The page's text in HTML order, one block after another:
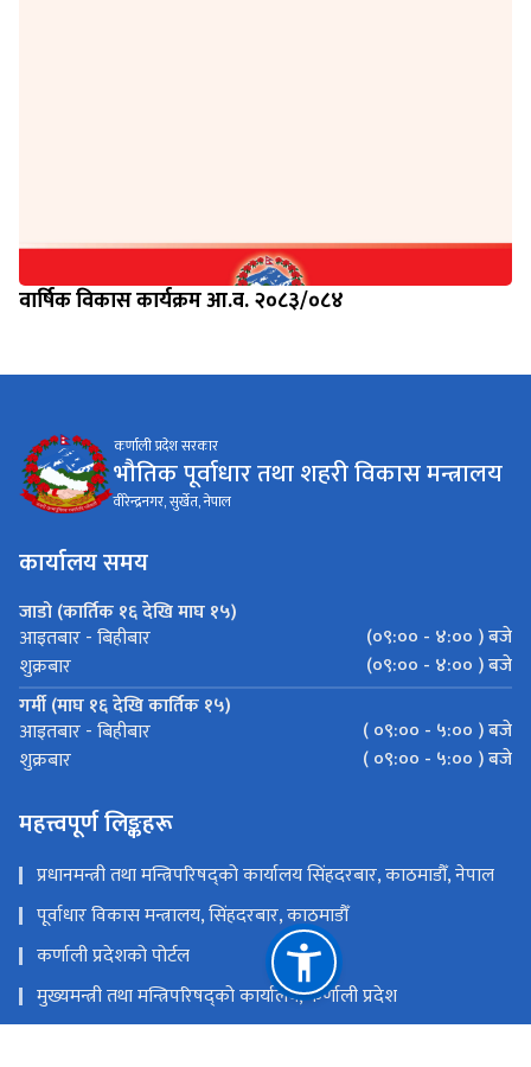
वार्षिक विकास कार्यक्रम आ.व. २०८३/०८४
कर्णाली प्रदेश सरकार
भौतिक पूर्वाधार तथा शहरी विकास मन्त्रालय
वीरेन्द्रनगर, सुर्खेत, नेपाल
कार्यालय समय
जाडो (कार्तिक १६ देखि माघ १५)
आइतबार - बिहीबार
(०९:०० - ४:०० ) बजे
शुक्रबार
(०९:०० - ४:०० ) बजे
गर्मी (माघ १६ देखि कार्तिक १५)
आइतबार - बिहीबार
( ०९:०० - ५:०० ) बजे
शुक्रबार
( ०९:०० - ५:०० ) बजे
महत्त्वपूर्ण लिङ्कहरू
प्रधानमन्त्री तथा मन्त्रिपरिषद्को कार्यालय सिंहदरबार, काठमाडौँ, नेपाल
पूर्वाधार विकास मन्त्रालय, सिंहदरबार, काठमाडौँ
कर्णाली प्रदेशको पोर्टल
मुख्यमन्त्री तथा मन्त्रिपरिषद्को कार्यालय, कर्णाली प्रदेश